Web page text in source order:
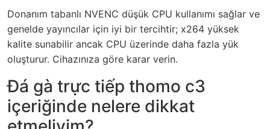
Donanım tabanlı NVENC düşük CPU kullanımı sağlar ve
genelde yayıncılar için iyi bir tercihtir; x264 yüksek
kalite sunabilir ancak CPU üzerinde daha fazla yük
oluşturur. Cihazınıza göre karar verin.
Đá gà trực tiếp thomo c3
içeriğinde nelere dikkat